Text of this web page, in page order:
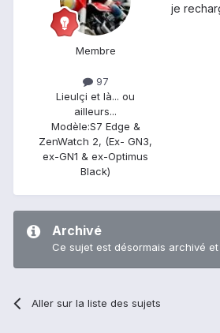
Membre
97
LieuIçi et là... ou
ailleurs...
Modèle:S7 Edge &
ZenWatch 2, (Ex- GN3,
ex-GN1 & ex-Optimus
Black)
je
Archivé
Ce sujet est désormais archivé
Aller sur la liste des sujets